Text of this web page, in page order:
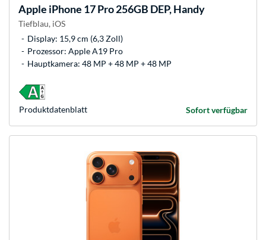
Apple iPhone 17 Pro 256GB DEP, Handy
Tiefblau, iOS
Display: 15,9 cm (6,3 Zoll)
Prozessor: Apple A19 Pro
Hauptkamera: 48 MP + 48 MP + 48 MP
Sofort verfügbar
Produkt­datenblatt